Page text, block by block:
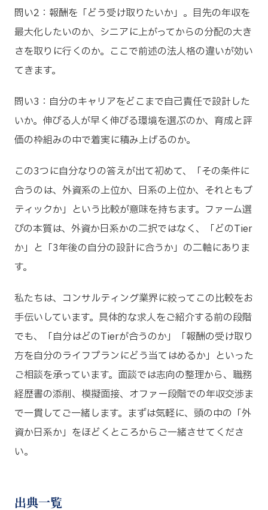
問い2：報酬を「どう受け取りたいか」。目先の年収を
最大化したいのか、シニアに上がってからの分配の大き
さを取りに行くのか。ここで前述の法人格の違いが効い
てきます。
問い3：自分のキャリアをどこまで自己責任で設計した
いか。伸びる人が早く伸びる環境を選ぶのか、育成と評
価の枠組みの中で着実に積み上げるのか。
この3つに自分なりの答えが出て初めて、「その条件に
合うのは、外資系の上位か、日系の上位か、それともブ
ティックか」という比較が意味を持ちます。ファーム選
びの本質は、外資か日系かの二択ではなく、「どのTier
か」と「3年後の自分の設計に合うか」の二軸にありま
す。
私たちは、コンサルティング業界に絞ってこの比較をお
手伝いしています。具体的な求人をご紹介する前の段階
でも、「自分はどのTierが合うのか」「報酬の受け取り
方を自分のライフプランにどう当てはめるか」といった
ご相談を承っています。面談では志向の整理から、職務
経歴書の添削、模擬面接、オファー段階での年収交渉ま
で一貫してご一緒します。まずは気軽に、頭の中の「外
資か日系か」をほどくところからご一緒させてくださ
い。
出典一覧